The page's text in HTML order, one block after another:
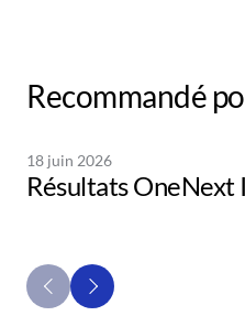
Recommandé
18 juin 2026
Résultats